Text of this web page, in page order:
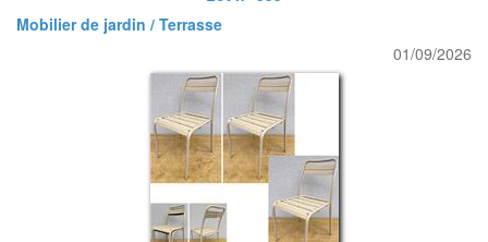
Mobilier de jardin / Terrasse
01/09/2026